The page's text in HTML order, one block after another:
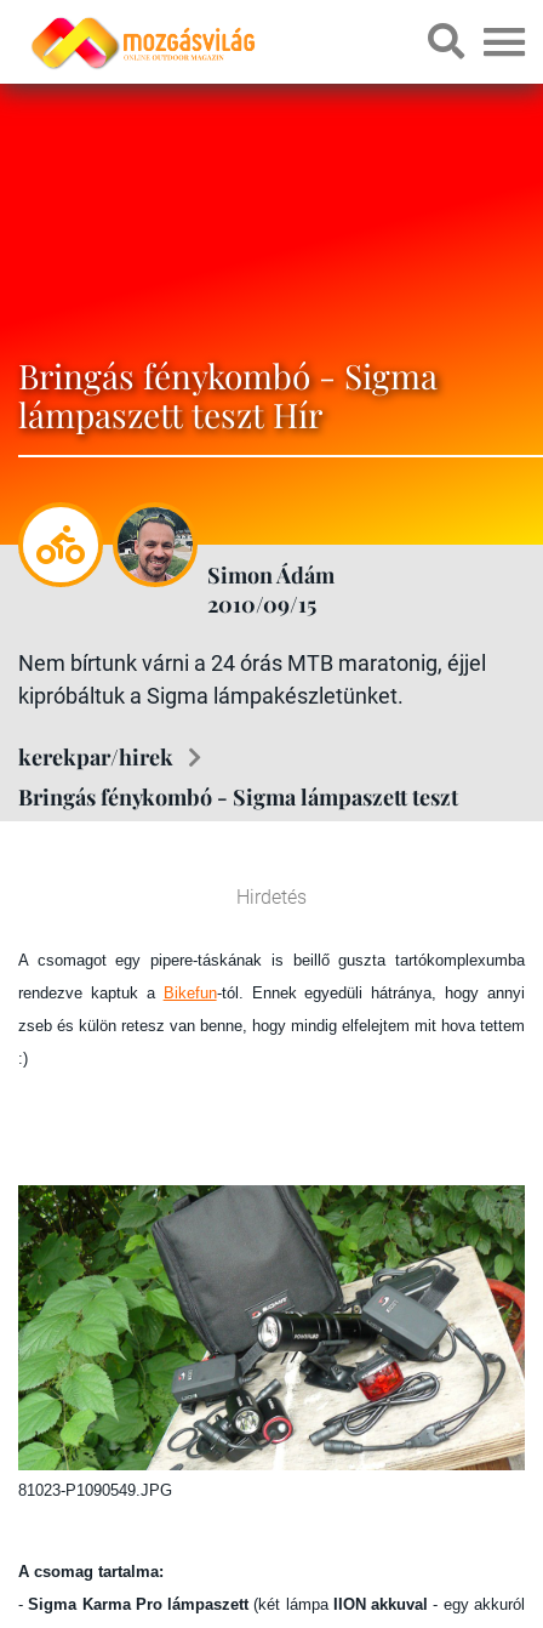
Bringás fénykombó - Sigma
lámpaszett teszt Hír
Simon Ádám
2010/09/15
Nem bírtunk várni a 24 órás MTB maratonig, éjjel
kipróbáltuk a Sigma lámpakészletünket.
kerekpar/hirek
Bringás fénykombó - Sigma lámpaszett teszt
Hirdetés
A csomagot egy pipere-táskának is beillő guszta tartókomplexumba
rendezve kaptuk a Bikefun-tól. Ennek egyedüli hátránya, hogy annyi
zseb és külön retesz van benne, hogy mindig elfelejtem mit hova tettem
:)
81023-P1090549.JPG
A csomag tartalma:
-Sigma Karma Pro lámpaszett(két lámpaIION akkuval - egy akkuról